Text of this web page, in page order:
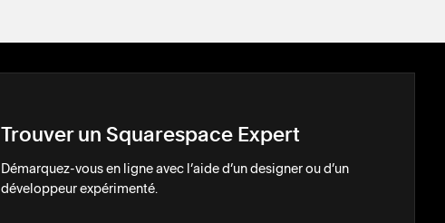
Trouver un Squarespace Expert
Démarquez-vous en ligne avec l’aide d’un designer ou d’un
développeur expérimenté.